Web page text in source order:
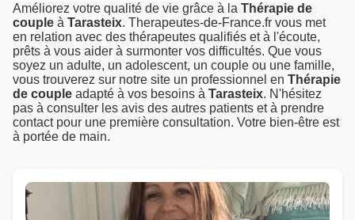
Améliorez votre qualité de vie grâce à la Thérapie de
couple à Tarasteix. Therapeutes-de-France.fr vous met
en relation avec des thérapeutes qualifiés et à l'écoute,
prêts à vous aider à surmonter vos difficultés. Que vous
soyez un adulte, un adolescent, un couple ou une famille,
vous trouverez sur notre site un professionnel en Thérapie
de couple adapté à vos besoins à Tarasteix. N'hésitez
pas à consulter les avis des autres patients et à prendre
contact pour une première consultation. Votre bien-être est
à portée de main.